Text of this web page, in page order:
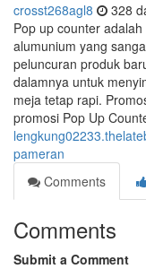
crosst268agl8 328
Pop up counter
alumunium yang
peluncuran produk
dalamnya untuk
meja tetap rapi.
promosi Pop Up
pameran
Comments
Comments
Submit a Comment